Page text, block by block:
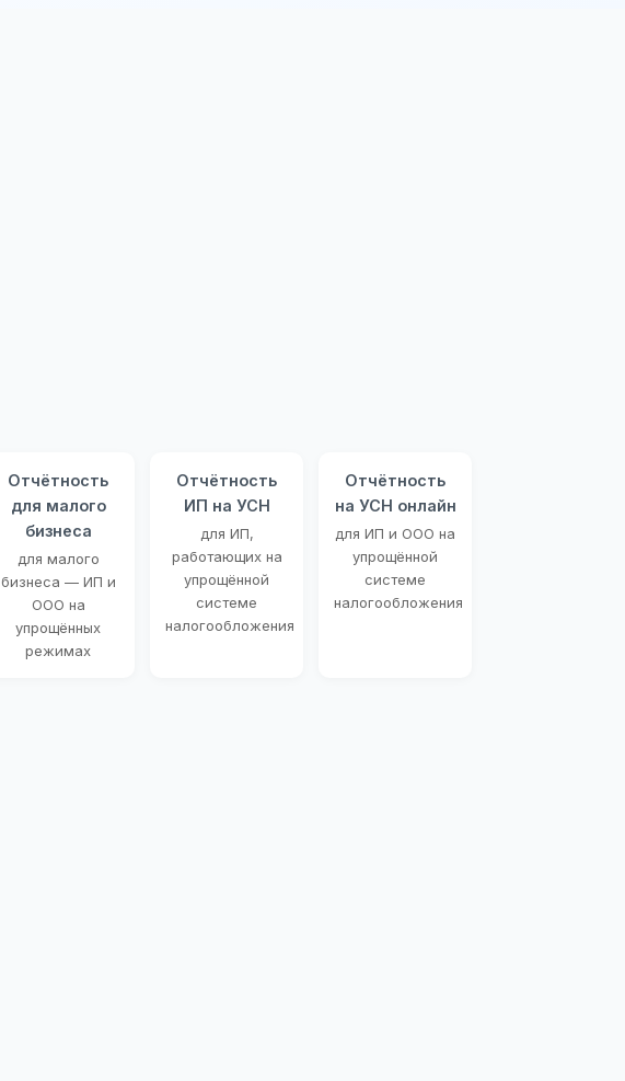
Отчётность
для малого
бизнеса
для малого
бизнеса — ИП и
ООО на
упрощённых
режимах
Отчётность
ИП на УСН
для ИП,
работающих на
упрощённой
системе
налогообложения
Отчётность
на УСН онлайн
для ИП и ООО на
упрощённой
системе
налогообложения